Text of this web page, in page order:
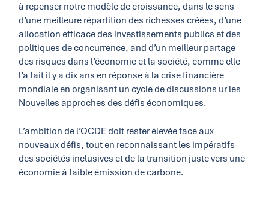
à repenser notre modèle de croissance, dans le sens
d’une meilleure répartition des richesses créées, d’une
allocation efficace des investissements publics et des
politiques de concurrence, and d’un meilleur partage
des risques dans l’économie et la société, comme elle
l’a fait il y a dix ans en réponse à la crise financière
mondiale en organisant un cycle de discussions ur les
Nouvelles approches des défis économiques.
L’ambition de l’OCDE doit rester élevée face aux
nouveaux défis, tout en reconnaissant les impératifs
des sociétés inclusives et de la transition juste vers une
économie à faible émission de carbone.